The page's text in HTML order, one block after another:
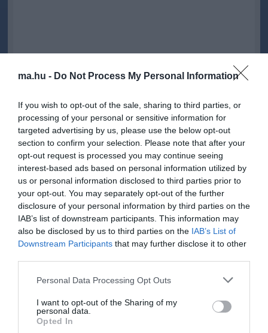
ma.hu - Do Not Process My Personal Information
If you wish to opt-out of the sale, sharing to third parties, or
processing of your personal or sensitive information for
targeted advertising by us, please use the below opt-out
section to confirm your selection. Please note that after your
opt-out request is processed you may continue seeing
interest-based ads based on personal information utilized by
us or personal information disclosed to third parties prior to
your opt-out. You may separately opt-out of the further
disclosure of your personal information by third parties on the
IAB’s list of downstream participants. This information may
also be disclosed by us to third parties on the IAB’s List of
Downstream Participants that may further disclose it to other
Please note that this website/app uses one or more Google
not limited to your visit or usage behaviour. You may click to
grant or deny consent to Google and its third-party tags to
use your data for below specified purposes in below Google
Personal Data Processing Opt Outs
I want to opt-out of the Sharing of my
personal data.
Opted In
Gulyás Gergely, a Fidesz frakcióvezetője a miniszterelnök
munkatársai tudta nélkül törölték Facebook-posztját - ami ettől
még az ő felelőssége -, ez azonban nem változtat a tényen, "hogy
egy helyettes-államtitkárt sem sikerült jogszerűen felmenteni".
"A bosszú - és a harag - rossz tanácsadónak bizonyult" - jegyezte
meg a frakcióvezető, hozzátéve, hogy miután kabinetirodát vezető
miniszter már nincs, ő nem tehetett javaslatot senkinek a
felmentésére, akkor sem, ha a kabinetiroda csak egy hónap múlva
szűnik meg. Az ő hatáskörét a Miniszterelnökséget vezető
miniszter gyakorolja, "ezt kellett volna feltüntetni, kár, hogy nem
sikerült" - zárta sorait.